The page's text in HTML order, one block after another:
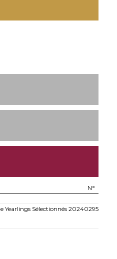
N°
Yearlings Sélectionnés 20240295